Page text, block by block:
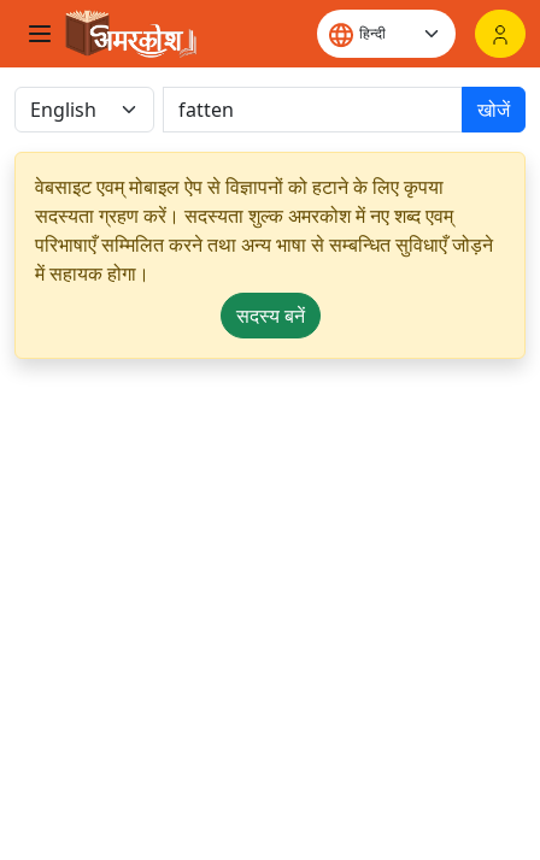
खोजें
वेबसाइट एवम् मोबाइल ऐप से विज्ञापनों को हटाने के लिए कृपया
सदस्यता ग्रहण करें। सदस्यता शुल्क अमरकोश में नए शब्द एवम्
परिभाषाएँ सम्मिलित करने तथा अन्य भाषा से सम्बन्धित सुविधाएँ जोड़ने
में सहायक होगा।
सदस्य बनें